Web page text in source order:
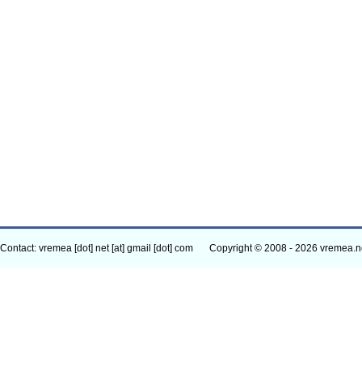
Contact: vremea [dot] net [at] gmail [dot] com Copyright © 2008 - 2026